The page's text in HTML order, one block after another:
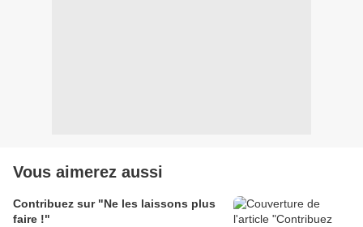
Vous aimerez aussi
Contribuez sur "Ne les laissons plus
faire !"